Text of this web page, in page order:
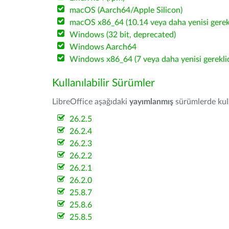
macOS (Aarch64/Apple Silicon)
macOS x86_64 (10.14 veya daha yenisi
Windows (32 bit, deprecated)
Windows Aarch64
Windows x86_64 (7 veya daha yenisi
Kullanılabilir Sürümler
LibreOffice aşağıdaki yayımlanmış sürümlerde
26.2.5
26.2.4
26.2.3
26.2.2
26.2.1
26.2.0
25.8.7
25.8.6
25.8.5